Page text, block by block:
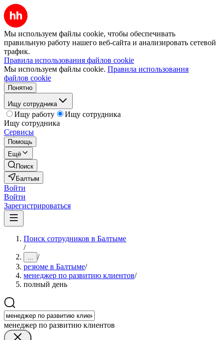
Мы используем файлы cookie, чтобы обеспечивать
правильную работу нашего веб-сайта и анализировать сетевой
трафик.
Правила использования файлов cookie
Мы используем файлы cookie. Правила использования
файлов cookie
Понятно
Ищу сотрудника
Ищу работу
Ищу сотрудника
Ищу сотрудника
Сервисы
Помощь
Ещё
Поиск
Балтым
Войти
Войти
Зарегистрироваться
Поиск сотрудников в Балтыме
/
... /
резюме в Балтыме/
менеджер по развитию клиентов/
полный день
менеджер по развитию клиентов